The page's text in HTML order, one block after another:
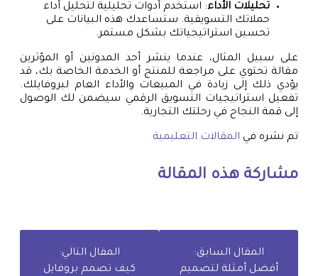
تحليلات الأداء: استخدم أدوات تحليلية لتحليل أداء
حملاتك التسويقية. ستساعدك هذه البيانات على
تحسين استراتيجياتك بشكل مستمر.
على سبيل المثال، عندما ينشر أحد المدونين أو المؤثرين
مقالة تحتوي على مراجعة للمنتج أو الخدمة الخاصة بك، قد
يؤدي ذلك إلى زيادة في المبيعات والأداء العام لبروفايلك.
تفعيل استراتيجيات التسويق الرقمي سيضمن لك الوصول
إلى قمة النجاح في رحلتك التجارية.
تم نشره في المقالات التعليمية
مشاركة هذه المقالة
المقال السابق:
أفضل أمثلة لتصميم
المقال التالي:
كيف تصمم بروفايل